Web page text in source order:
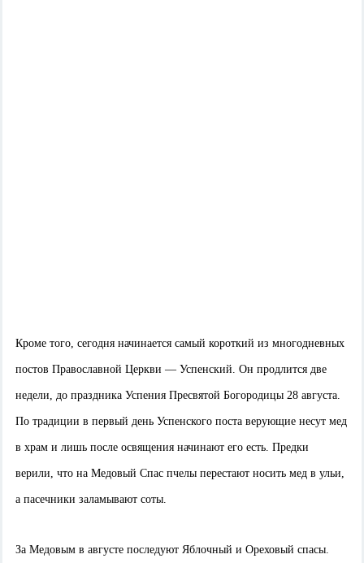
Кроме того, сегодня начинается самый короткий из многодневных
постов Православной Церкви — Успенский. Он продлится две
недели, до праздника Успения Пресвятой Богородицы 28 августа.
По традиции в первый день Успенского поста верующие несут мед
в храм и лишь после освящения начинают его есть. Предки
верили, что на Медовый Спас пчелы перестают носить мед в ульи,
а пасечники заламывают соты.
За Медовым в августе последуют Яблочный и Ореховый спасы.